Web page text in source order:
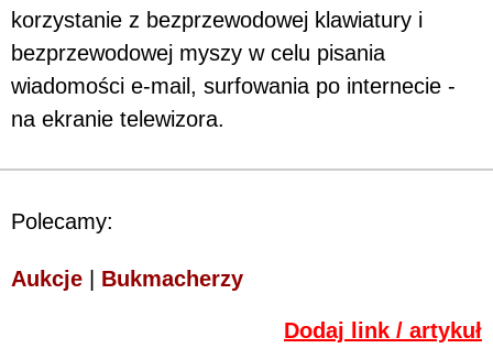
korzystanie z bezprzewodowej klawiatury i
bezprzewodowej myszy w celu pisania
wiadomości e-mail, surfowania po internecie -
na ekranie telewizora.
Polecamy:
Aukcje Bukmacherzy
Dodaj link / artykuł